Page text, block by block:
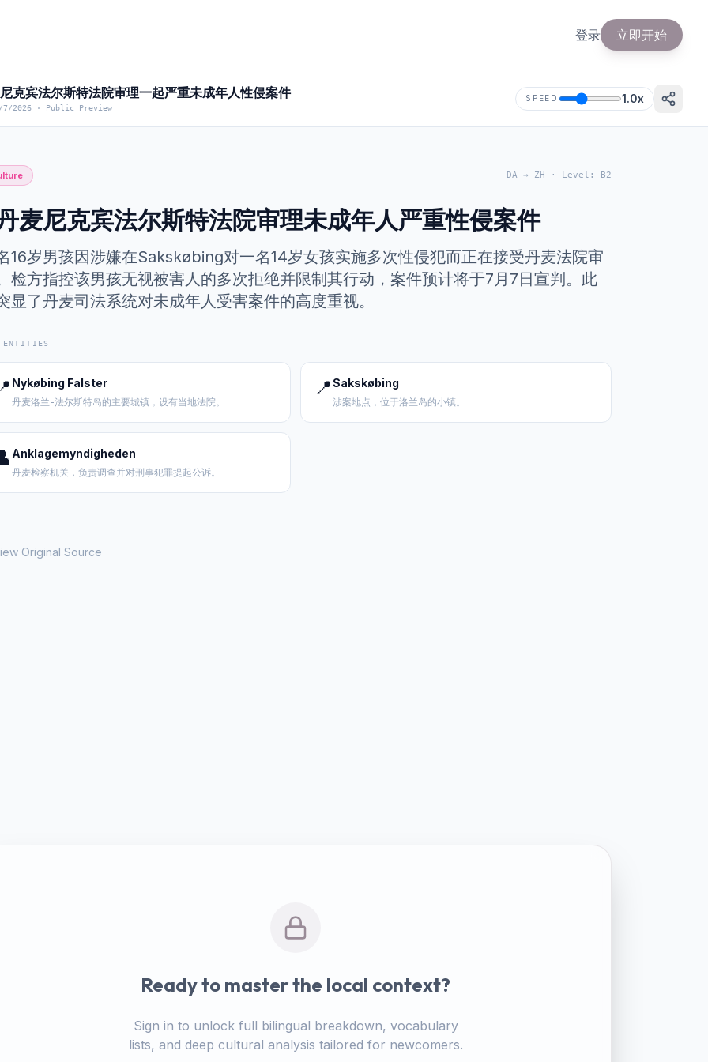
登录 立即开始
克宾法尔斯特法院审理一起严重未成年人性侵案件
7/2026 · Public Preview
SPEED 1.0x
DA → ZH · Level : B2
麦尼克宾法尔斯特法院审理未成年人严重性侵案件
16岁男孩因涉嫌在Sakskøbing对一名14岁女孩实施多次性侵犯而正在接受丹麦法院审
检方指控该男孩无视被害人的多次拒绝并限制其行动，案件预计将于7月7日宣判。此
显了丹麦司法系统对未成年人受害案件的高度重视。
ENTITIES
Nykøbing Falster
丹麦洛兰-法尔斯特岛的主要城镇，设有当地法院。
📍Sakskøbing
涉案地点，位于洛兰岛的小镇。
Anklagemyndigheden
丹麦检察机关，负责调查并对刑事犯罪提起公诉。
Original Source
Ready to master the local context?
Sign in to unlock full bilingual breakdown, vocabulary
lists, and deep cultural analysis tailored for newcomers.